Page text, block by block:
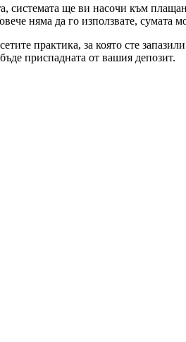
системата ще ви насочи към
няма да го използвате, сумата
практика, за която сте
приспадната от вашия депозит.